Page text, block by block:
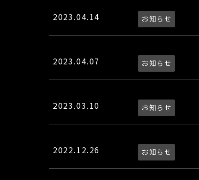
2023.04.14 お知らせ
2023.04.07 お知らせ
2023.03.10 お知らせ
2022.12.26 お知らせ